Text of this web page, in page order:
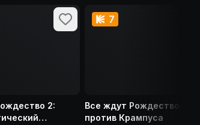
2:
7
Все ждут Рождество:
против Крампуса